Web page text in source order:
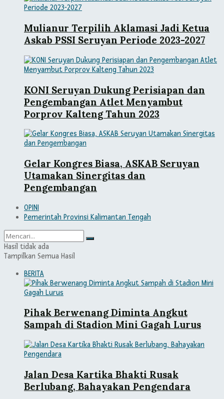
Mulianur Terpilih Aklamasi Jadi Ketua
Askab PSSI Seruyan Periode 2023-2027
KONI Seruyan Dukung Perisiapan dan
Pengembangan Atlet Menyambut
Porprov Kalteng Tahun 2023
Gelar Kongres Biasa, ASKAB Seruyan
Utamakan Sinergitas dan
Pengembangan
OPINI
Pemerintah Provinsi Kalimantan Tengah
Hasil tidak ada
Tampilkan Semua Hasil
BERITA
Pihak Berwenang Diminta Angkut
Sampah di Stadion Mini Gagah Lurus
Jalan Desa Kartika Bhakti Rusak
Berlubang, Bahayakan Pengendara